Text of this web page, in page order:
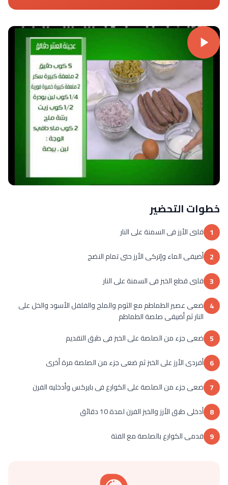
خطوات التحضير
1 قلبى الأرز فى السمنة على النار
2 أضيفى الماء وإتركى الأرز حتى تمام النضج
3 قلبى قطع الخبز فى السمنة على النار
4 ضعى عصير الطماطم مع الثوم والملح والفلفل الأسود والخل على
النار ثم أضيفى صلصة الطماطم
5 ضعى جزء من الصلصة على الخبز فى طبق التقديم
6 أفردى الأرز على الخبز ثم ضعى جزء من الصلصة مرة أخرى
7 ضعى جزء من الصلصة على الكوارع فى بايركس وأدخليه الفرن
8 أدخلى طبق الأرز والخبز الفرن لمدة 10 دقائق
9 قدمى الكوارع بالصلصة مع الفتة